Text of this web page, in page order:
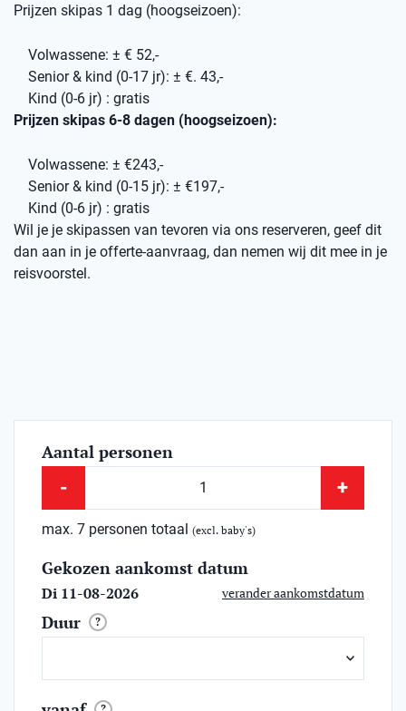
Prijzen skipas 1 dag (hoogseizoen):
Volwassene: ± € 52,-
Senior & kind (0-17 jr): ± €. 43,-
Kind (0-6 jr) : gratis
Prijzen skipas 6-8 dagen (hoogseizoen):
Volwassene: ± €243,-
Senior & kind (0-15 jr): ± €197,-
Kind (0-6 jr) : gratis
Wil je je skipassen van tevoren via ons reserveren, geef dit
dan aan in je offerte-aanvraag, dan nemen wij dit mee in je
reisvoorstel.
Aantal personen
- +
max. 7 personen totaal (excl. baby's)
Gekozen aankomst datum
Di 11-08-2026 verander aankomstdatum
Duur ?